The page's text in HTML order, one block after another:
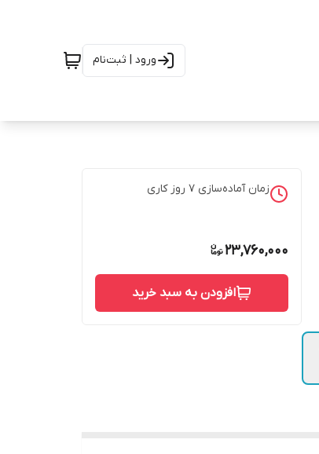
ورود | ثبت‌نام
زمان آماده‌سازی 7 روز کاری
23,760,000
افزودن به سبد خرید